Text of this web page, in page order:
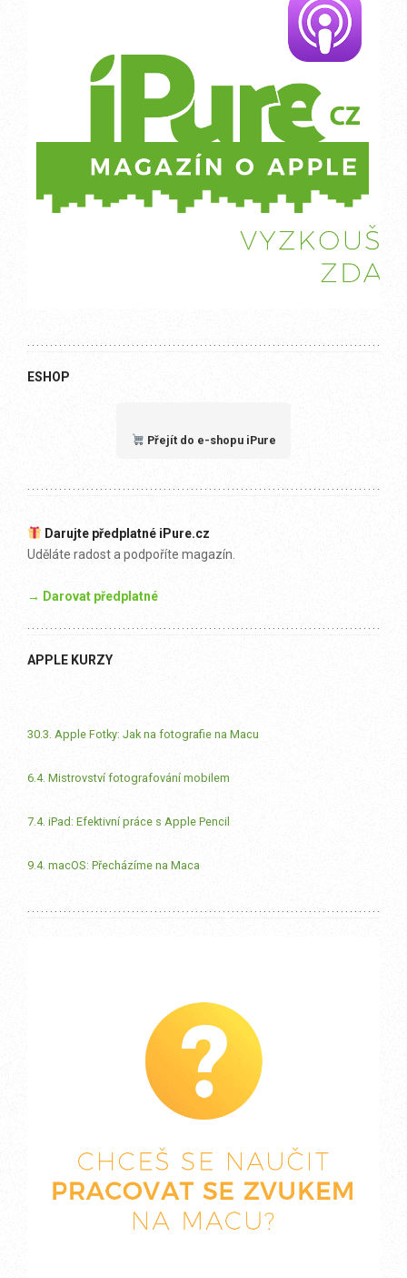
ESHOP
Přejít do e-shopu iPure
Darujte předplatné iPure.cz
Uděláte radost a podpoříte magazín.
→ Darovat předplatné
APPLE KURZY
30.3. Apple Fotky: Jak na fotografie na Macu
6.4. Mistrovství fotografování mobilem
7.4. iPad: Efektivní práce s Apple Pencil
9.4. macOS: Přecházíme na Maca